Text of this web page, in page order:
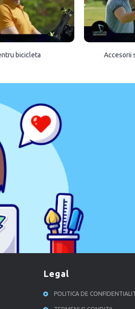
bicicleta Accesorii
legal
POLITICA DE